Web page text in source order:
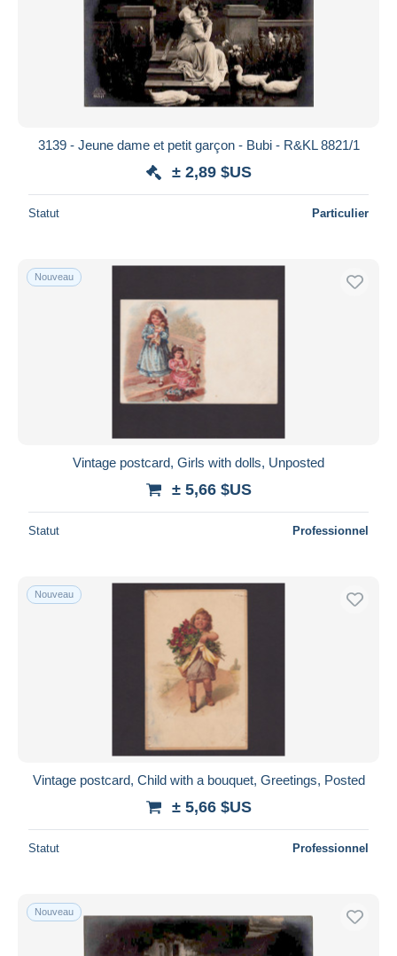
3139 - Jeune dame et petit garçon - Bubi - R&KL 8821/1
± 2,89 $US
Statut Particulier
Nouveau
Vintage postcard, Girls with dolls, Unposted
± 5,66 $US
Statut Professionnel
Nouveau
Vintage postcard, Child with a bouquet, Greetings, Posted
± 5,66 $US
Statut Professionnel
Nouveau